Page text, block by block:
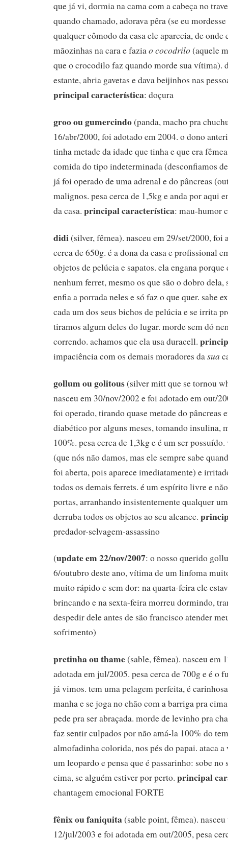
que já vi, dormia na cama com a cabeça no
quando chamado, adorava pêra (se eu
qualquer cômodo da casa ele aparecia, de onde
mãozinhas na cara e faziao cocodrilo (aquele
que o crocodilo faz quando morde sua vítima).
estante, abria gavetas e dava beijinhos nas
principal característica: doçura
groo ou gumercindo(panda, macho pra
16/abr/2000, foi adotado em 2004. o dono
tinha metade da idade que tinha e que era
comida do tipo indeterminada (desconfiamos
já foi operado de uma adrenal e do pâncreas
malignos. pesa cerca de 1,5kg e anda por aqui
da casa. principal característica: mau-humor
didi(silver, fêmea). nasceu em 29/set/2000, foi
cerca de 650g. é a dona da casa e profissional
objetos de pelúcia e sapatos. ela engana porque
nenhum ferret, mesmo os que são o dobro dela,
enfia a porrada neles e só faz o que quer. sabe
cada um dos seus bichos de pelúcia e se irrita
tiramos algum deles do lugar. morde sem dó
correndo. achamos que ela usa duracell.
impaciência com os demais moradores dasua
gollum ou golitous(silver mitt que se tornou
nasceu em 30/nov/2002 e foi adotado em out/
foi operado, tirando quase metade do pâncreas
diabético por alguns meses, tomando insulina,
100%. pesa cerca de 1,3kg e é um ser
(que nós não damos, mas ele sempre sabe
foi aberta, pois aparece imediatamente) e
todos os demais ferrets. é um espírito livre e
portas, arranhando insistentemente qualquer
derruba todos os objetos ao seu alcance.
predador-selvagem-assassino
(update em 22/nov/2007: o nosso querido
6/outubro deste ano, vítima de um linfoma
muito rápido e sem dor: na quarta-feira ele
brincando e na sexta-feira morreu dormindo,
despedir dele antes de são francisco atender
sofrimento)
pretinha ou thame(sable, fêmea). nasceu em
adotada em jul/2005. pesa cerca de 700g e é o
já vimos. tem uma pelagem perfeita, é
manha e se joga no chão com a barriga pra
pede pra ser abraçada. morde de levinho pra
faz sentir culpados por não amá-la 100% do
almofadinha colorida, nos pés do papai. ataca a
um leopardo e pensa que é passarinho: sobe no
cima, se alguém estiver por perto. principal
chantagem emocional FORTE
fênix ou faniquita(sable point, fêmea).
12/jul/2003 e foi adotada em out/2005, pesa